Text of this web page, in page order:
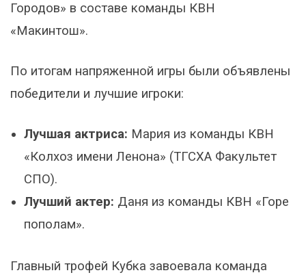
Городов» в составе команды КВН
«Макинтош».
По итогам напряженной игры были объявлены
победители и лучшие игроки:
Лучшая актриса: Мария из команды КВН
«Колхоз имени Ленона» (ТГСХА Факультет
СПО).
Лучший актер: Даня из команды КВН «Горе
пополам».
Главный трофей Кубка завоевала команда